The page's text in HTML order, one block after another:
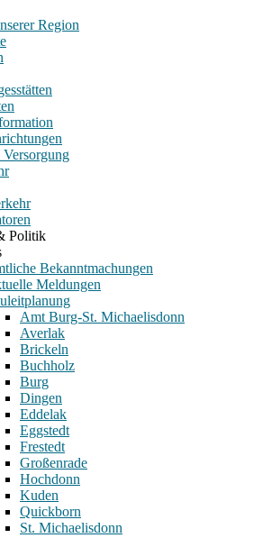
Region
Politik
Bekanntmachungen
Meldungen
Amt Burg-St. Michaelisdonn
Averlak
Brickeln
Buchholz
Burg
Dingen
Eddelak
Eggstedt
Frestedt
Großenrade
Hochdonn
Kuden
Quickborn
St. Michaelisdonn